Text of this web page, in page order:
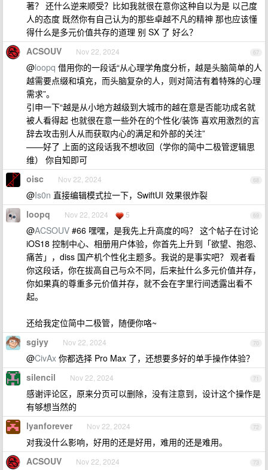
著？ 还什么逆来顺受？比如我就很在意你这种自以为是 以己度
人的态度 既然你有自己认为的那些卓越不凡的精神 那也应该懂
得什么是多元价值共存的道理 别 SX 了 好么？
67
ACSOUV Nov 22, 2024
@loopq 借用你的一段话“从心理学角度分析，越是头脑简单的人
越需要点缀和填充，而头脑复杂的人，则对简洁有着特殊的心理
需求”。
引申一下“越是从小地方越级到大城市的越在意是否能功成名就
被人看得起 也就很在意一些外在的个性化/装饰 喜欢用激烈的言
辞去攻击别人从而获取内心的满足和外部的关注”
——好了 上面的这段话我不想收回（学你的简中二极管逻辑思
维） 你自知即可
68
oisc Nov 22, 2024
@Is0n 直接编辑模式拉一下，SwiftUI 效果很炸裂
69
loopq Nov 22, 2024 5
@ACSOUV #66 嘿嘿，是我先上升高度的吗？ 这个帖子在讨论
iOS18 控制中心、相册用户体验，你首先上升到「欲望、抱怨、
痛苦」，diss 国产机个性化主题多。我说的是事实吧？ 观者看
你这段话，你在拔高自己与众不同，后来扯什么多元价值并存，
你如果真的尊重多元价值并存，就不会在字里行间透露出看不
起。
还给我定位简中二极管，随便你咯~
70
sgiyy Nov 22, 2024
@CivAx 你都选择 Pro Max 了，还想要多好的单手操作体验？
71
silencil Nov 22, 2024
感谢评论区，原来分页可以删除，没有注意到，设计这个操作是
有够想当然的
72
lyanforever Nov 22, 2024
对我没什么影响，好用的还是好用，难用的还是难用。
73
ACSOUV Nov 22, 2024